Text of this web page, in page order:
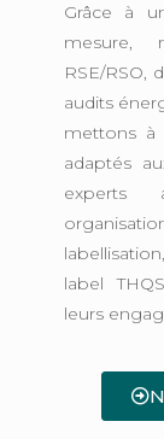
Grâce à
mesure,
RSE/RSO,
audits
mettons à
adaptés
experts
label
leurs